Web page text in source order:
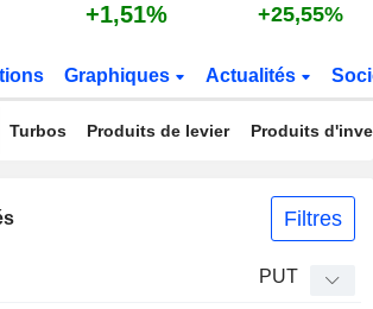
+1,51% +25,55%
Graphiques Actualités
Turbos Produits de levier Produits
Filtres
PUT